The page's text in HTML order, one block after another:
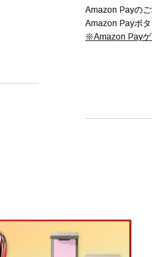
Amazon Payの
Amazon Payボタ
※Amazon Payゲ